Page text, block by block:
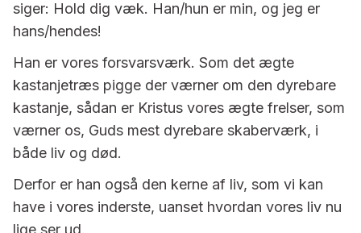
siger: Hold dig væk. Han/hun er min, og jeg er
hans/hendes!
Han er vores forsvarsværk. Som det ægte
kastanjetræs pigge der værner om den dyrebare
kastanje, sådan er Kristus vores ægte frelser, som
værner os, Guds mest dyrebare skaberværk, i
både liv og død.
Derfor er han også den kerne af liv, som vi kan
have i vores inderste, uanset hvordan vores liv nu
lige ser ud.